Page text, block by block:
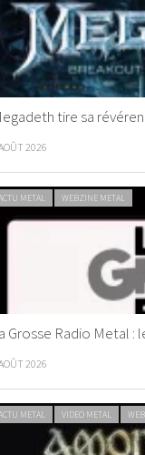
tire sa
2026
METAL WEBZINE METAL
Grosse Radio Metal :
2026
METAL VIDEO METAL